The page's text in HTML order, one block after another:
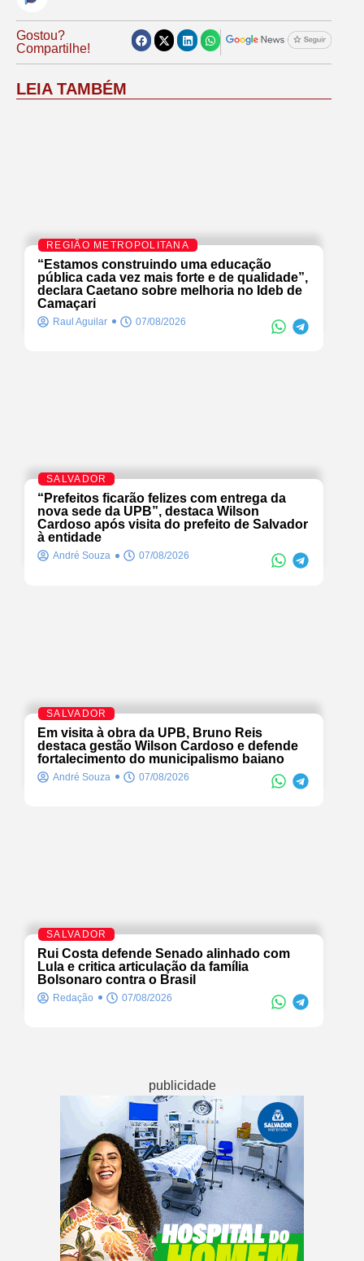
Gostou?
Compartilhe!
LEIA TAMBÉM
REGIÃO METROPOLITANA
“Estamos construindo uma educação
pública cada vez mais forte e de qualidade”,
declara Caetano sobre melhoria no Ideb de
Camaçari
Raul Aguilar 07/08/2026
SALVADOR
“Prefeitos ficarão felizes com entrega da
nova sede da UPB”, destaca Wilson
Cardoso após visita do prefeito de Salvador
à entidade
André Souza 07/08/2026
SALVADOR
Em visita à obra da UPB, Bruno Reis
destaca gestão Wilson Cardoso e defende
fortalecimento do municipalismo baiano
André Souza 07/08/2026
SALVADOR
Rui Costa defende Senado alinhado com
Lula e critica articulação da família
Bolsonaro contra o Brasil
Redação 07/08/2026
publicidade